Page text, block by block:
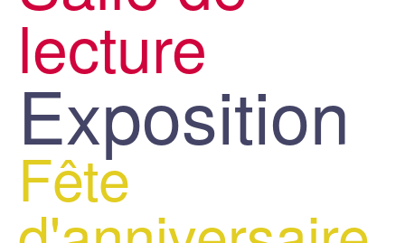
lecture
Exposition
Fête